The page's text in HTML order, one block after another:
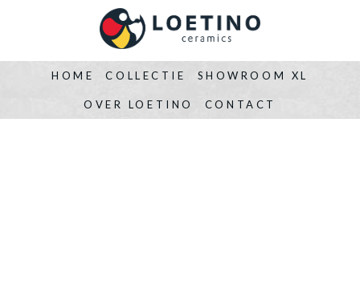
HOME COLLECTIE SHOWROOM XL
OVER LOETINO CONTACT